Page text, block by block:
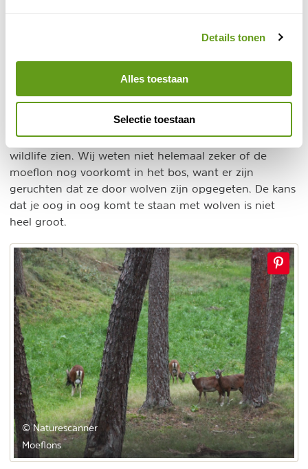
Details tonen
Alles toestaan
Selectie toestaan
Een deel van het Wekeromse Zand is beschermd
om die reden niet toegankelijk. Maar ook als je op de
wandelpaden blijft, en op rustige momenten de
zandvlakte en de bossen eromheen bezoekt, kan je
wildlife zien. Wij weten niet helemaal zeker of de
moeflon nog voorkomt in het bos, want er zijn
geruchten dat ze door wolven zijn opgegeten. De kans
dat je oog in oog komt te staan met wolven is niet
heel groot.
© Naturescanner
Moeflons